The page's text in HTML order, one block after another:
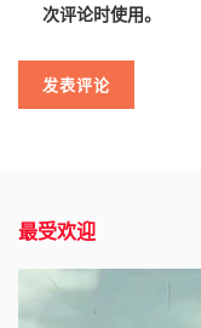
次评论时使用。
最受欢迎